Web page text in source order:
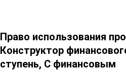
Право использования
Конструктор
ступень, С финансовым